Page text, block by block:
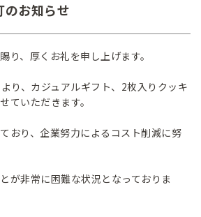
のお知らせ
り、厚くお礼を申し上げます。
り、カジュアルギフト、2枚入りクッキ
ていただきます。
おり、企業努力によるコスト削減に努
が非常に困難な状況となっておりま